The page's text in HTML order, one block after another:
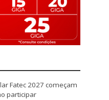
Fatec 2027 começam
participar